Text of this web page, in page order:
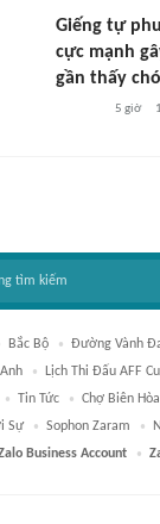
Giếng tự
cực mạnh
gần thấy
5 giờ 1
Bắc Bộ Đường Vành
Lịch Thi Đấu AFF
Tin Tức
Chợ Biên Hòa
Sự Sophon Zaram
Business Account